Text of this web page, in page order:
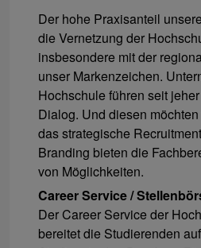
Der hohe Praxisanteil
die Vernetzung der
insbesondere mit der
unser Markenzeichen.
Hochschule führen seit
Dialog. Und diesen
das strategische
Branding bieten die
von Möglichkeiten.
Career Service /
Der Career Service der
bereitet die Studierenden